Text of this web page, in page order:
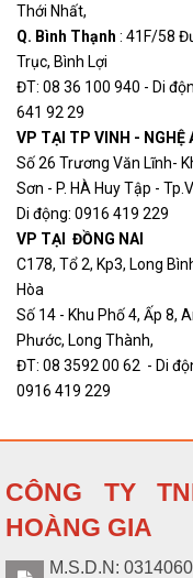
Thới Nhất,
Q. Bình Thạn h : 41F/58
Trục, Bình Lợi
ĐT: 08 36 100 940 - Di
641 92 29
VP TẠI TP VINH - NGHỆ
Số 26 Trương Văn Lĩnh-
Sơn - P. HÀ Huy Tập -
Di động: 0916 419 229
VP TẠI ĐỒNG NAI
C178, Tổ 2, Kp3, Long
Hòa
Số 14 - Khu Phố 4, Ấp 8,
Phước, Long
ĐT: 08 3592 00 62 - Di
0916 419 229
CÔNG TY
HOÀNG GIA
M.S.D.N: